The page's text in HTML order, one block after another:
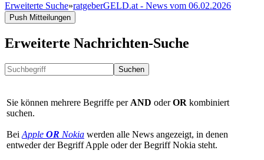
Erweiterte Suche»ratgeberGELD.at - News vom 06.02.2026
Push Mitteilungen
Erweiterte Nachrichten-Suche
Suchen
Sie können mehrere Begriffe per AND oderOR kombiniert
suchen.
Bei Apple OR Nokia werden alle News angezeigt, in denen
entweder der Begriff Apple oder der Begriff Nokia steht.